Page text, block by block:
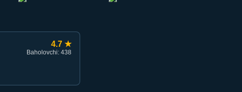
4.7 ★
Baholovchi: 438